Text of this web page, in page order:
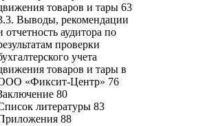
товаров и тары 63
Выводы, рекомендации
отчетность аудитора по
проверки
учета
товаров и тары в
«Фиксит-Центр» 76
80
литературы 83
88